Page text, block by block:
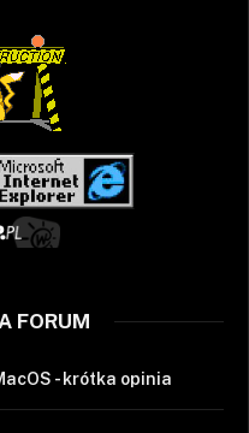
FORUM
- krótka opinia